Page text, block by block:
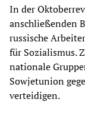
In der
anschließenden
russische
für Sozialismus.
nationale
Sowjetunion
verteidigen.